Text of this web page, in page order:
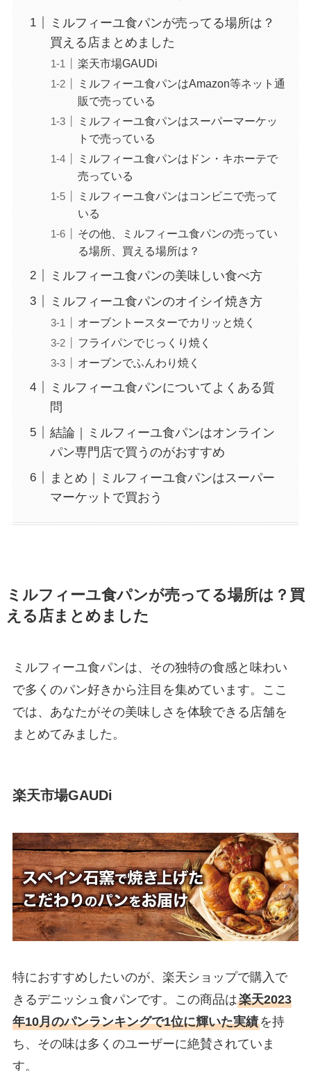
ミルフィーユ食パンが売ってる場所は？
買える店まとめました
楽天市場GAUDi
ミルフィーユ食パンはAmazon等ネット通
販で売っている
ミルフィーユ食パンはスーパーマーケッ
トで売っている
ミルフィーユ食パンはドン・キホーテで
売っている
ミルフィーユ食パンはコンビニで売って
いる
その他、ミルフィーユ食パンの売ってい
る場所、買える場所は？
ミルフィーユ食パンの美味しい食べ方
ミルフィーユ食パンのオイシイ焼き方
オーブントースターでカリッと焼く
フライパンでじっくり焼く
オーブンでふんわり焼く
ミルフィーユ食パンについてよくある質
問
結論｜ミルフィーユ食パンはオンライン
パン専門店で買うのがおすすめ
まとめ｜ミルフィーユ食パンはスーパー
マーケットで買おう
ミルフィーユ食パンが売ってる場所は？買
える店まとめました
ミルフィーユ食パンは、その独特の食感と味わい
で多くのパン好きから注目を集めています。ここ
では、あなたがその美味しさを体験できる店舗を
まとめてみました。
楽天市場GAUDi
特におすすめしたいのが、楽天ショップで購入で
きるデニッシュ食パンです。この商品は楽天2023
年10月のパンランキングで1位に輝いた実績を持
ち、その味は多くのユーザーに絶賛されていま
す。